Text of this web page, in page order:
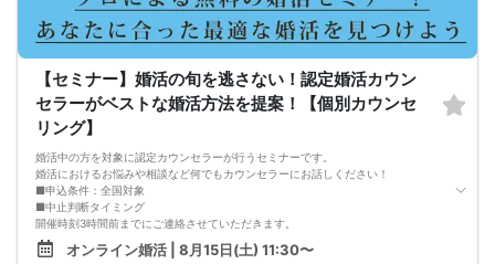
（屋外、車内からのご参加や、途中入室、退出はご遠慮下さい。）
【キャンセル規定】
セミナー準備の都合上、当日無断キャンセルの場合は、3,000円のキャンセル料を
お支払いいただきます。
【セミナー】婚活の旬を逃さない！認定婚活カウン
セラーがベストな婚活方法を提案！【個別カウンセ
リング】
婚活中の方を対象に認定カウンセラーが行うセミナーです。
婚活におけるお悩みや相談など何でもカウンセラーにお話しください！
■申込条件：全国対象
■中止判断タイミング
開催時刻3時間前までにご連絡させていただきます。
■注意事項
・キャンセルされる場合は、オミカレのメッセージ機能から必ずご連絡下さい。
オンライン婚活 | 8月15日(土) 11:30〜